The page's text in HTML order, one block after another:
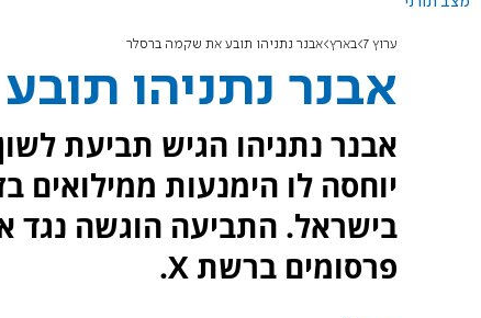
ערוץ 7 בארץ אבנר נתניהו תובע את שקמה ברסלר
אבנר נתניהו
יוחסה לו הימנעות ממילואים
בישראל. התביעה הוגשה נגד
פרסומים ברשת X.